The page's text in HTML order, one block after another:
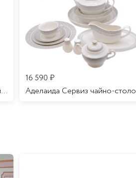
Адель Сервиз чайно-столовый 12 персон 70 предметов/1
16 590 ₽